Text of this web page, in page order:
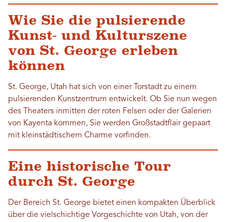
Wie Sie die pulsierende
Kunst- und Kulturszene
von St. George erleben
können
St. George, Utah hat sich von einer Torstadt zu einem
pulsierenden Kunstzentrum entwickelt. Ob Sie nun wegen
des Theaters inmitten der roten Felsen oder der Galerien
von Kayenta kommen, Sie werden Großstadtflair gepaart
mit kleinstädtischem Charme vorfinden.
Eine historische Tour
durch St. George
Der Bereich St. George bietet einen kompakten Überblick
über die vielschichtige Vorgeschichte von Utah, von der